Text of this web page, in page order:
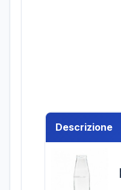
Descrizione